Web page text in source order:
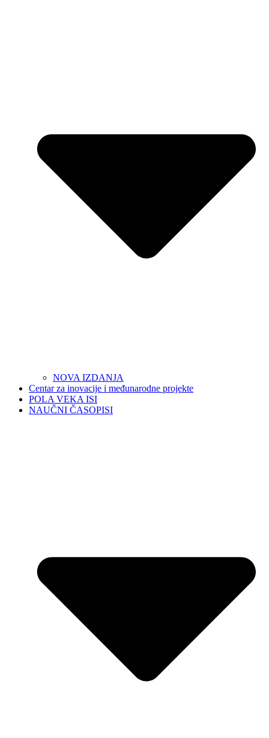
NOVA IZDANJA
Centar za inovacije i međunarodne projekte
POLA VEKA ISI
NAUČNI ČASOPISI